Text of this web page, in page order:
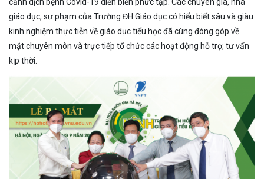
cảnh dịch bệnh Covid-19 diễn biến phức tạp. Các chuyên gia, nhà
giáo dục, sư phạm của Trường ĐH Giáo dục có hiểu biết sâu và giàu
kinh nghiệm thực tiễn về giáo dục tiểu học đã cùng đóng góp về
mặt chuyên môn và trực tiếp tổ chức các hoạt động hỗ trợ, tư vấn
kịp thời.